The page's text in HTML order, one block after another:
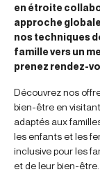
en étroite
approche
nos techniques
famille vers un
prenez rendez-
Découvrez nos
bien-être en visitant
adaptés aux
les enfants et les
inclusive pour les
et de leur bien-être.